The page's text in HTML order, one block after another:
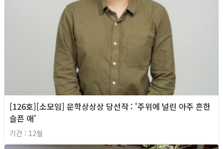
[126호][소모임] 문학상상상 당선작 : '주위에 널린 아주 흔한
슬픈 애'
기간 : 12월